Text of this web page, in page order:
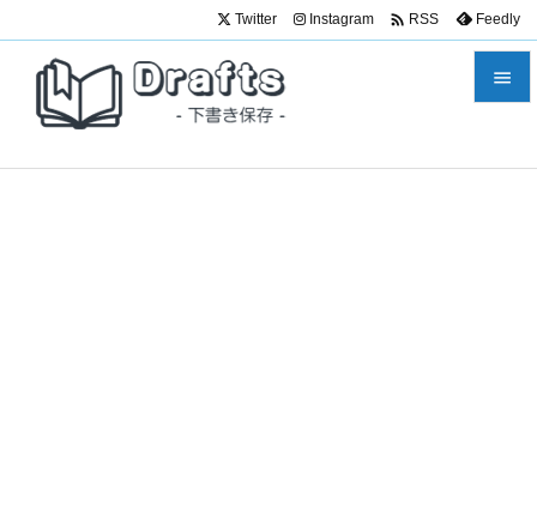

Twitter Instagram  RSS Feedly